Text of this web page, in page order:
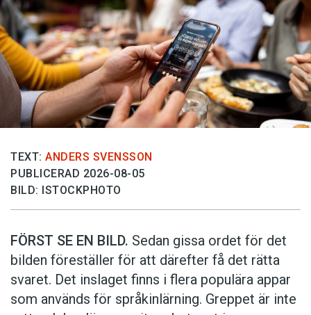
TEXT: ANDERS SVENSSON
PUBLICERAD 2026-08-05
BILD: ISTOCKPHOTO
FÖRST SE EN BILD. Sedan gissa ordet för det
bilden föreställer för att därefter få det rätta
svaret. Det inslaget finns i flera populära appar
som används för språkinlärning. Greppet är inte